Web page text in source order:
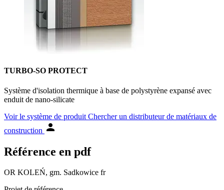
TURBO-SO PROTECT
Système d'isolation thermique à base de polystyrène expansé avec
enduit de nano-silicate
Voir le système de produit Chercher un distributeur de matériaux de
construction
Référence en pdf
OR KOLEŃ, gm. Sadkowice fr